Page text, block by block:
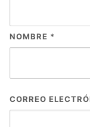
NOMBRE *
CORREO